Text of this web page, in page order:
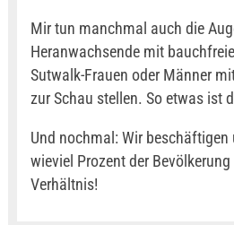
Mir tun manchmal auch die
Heranwachsende mit
Sutwalk-Frauen oder Männer
zur Schau stellen. So etwas ist
Und nochmal: Wir
wieviel Prozent der
Verhältnis!